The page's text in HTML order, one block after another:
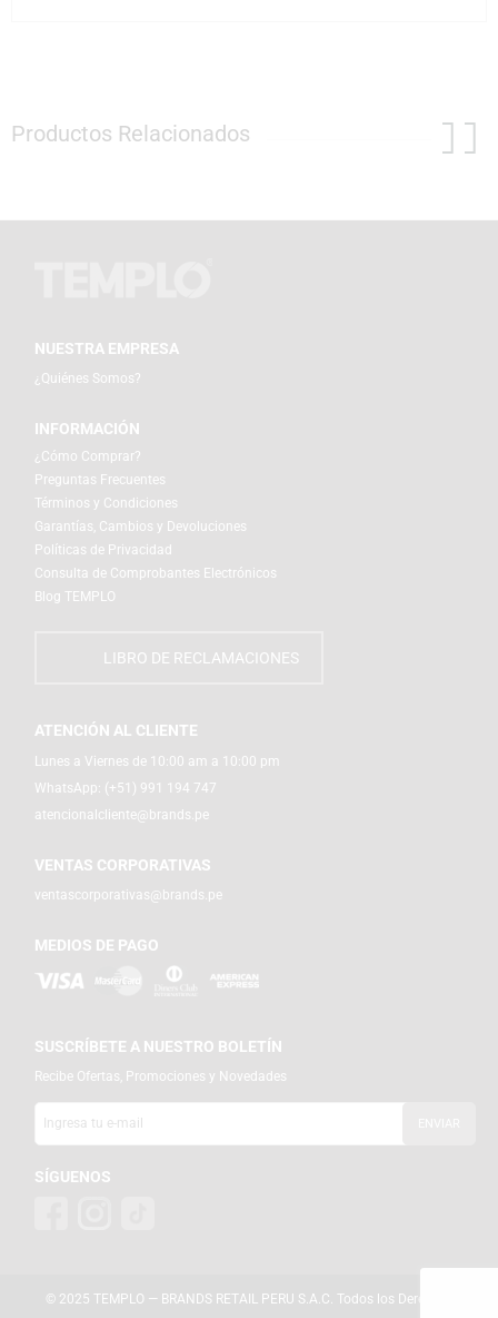
Productos Relacionados
NUESTRA EMPRESA
¿Quiénes Somos?
INFORMACIÓN
¿Cómo Comprar?
Preguntas Frecuentes
Términos y Condiciones
Garantías, Cambios y Devoluciones
Políticas de Privacidad
Consulta de Comprobantes Electrónicos
Blog TEMPLO
LIBRO DE RECLAMACIONES
ATENCIÓN AL CLIENTE
Lunes a Viernes de 10:00 am a 10:00 pm
WhatsApp: (+51) 991 194 747
atencionalcliente@brands.pe
VENTAS CORPORATIVAS
ventascorporativas@brands.pe
MEDIOS DE PAGO
SUSCRÍBETE A NUESTRO BOLETÍN
Recibe Ofertas, Promociones y Novedades
SÍGUENOS
© 2025 TEMPLO — BRANDS RETAIL PERU S.A.C. Todos los Derechos